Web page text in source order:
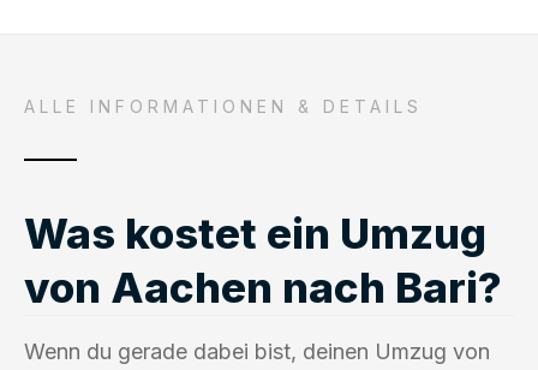
ALLE INFORMATIONEN & DETAILS
Was kostet ein Umzug
von Aachen nach Bari?
Wenn du gerade dabei bist, deinen Umzug von